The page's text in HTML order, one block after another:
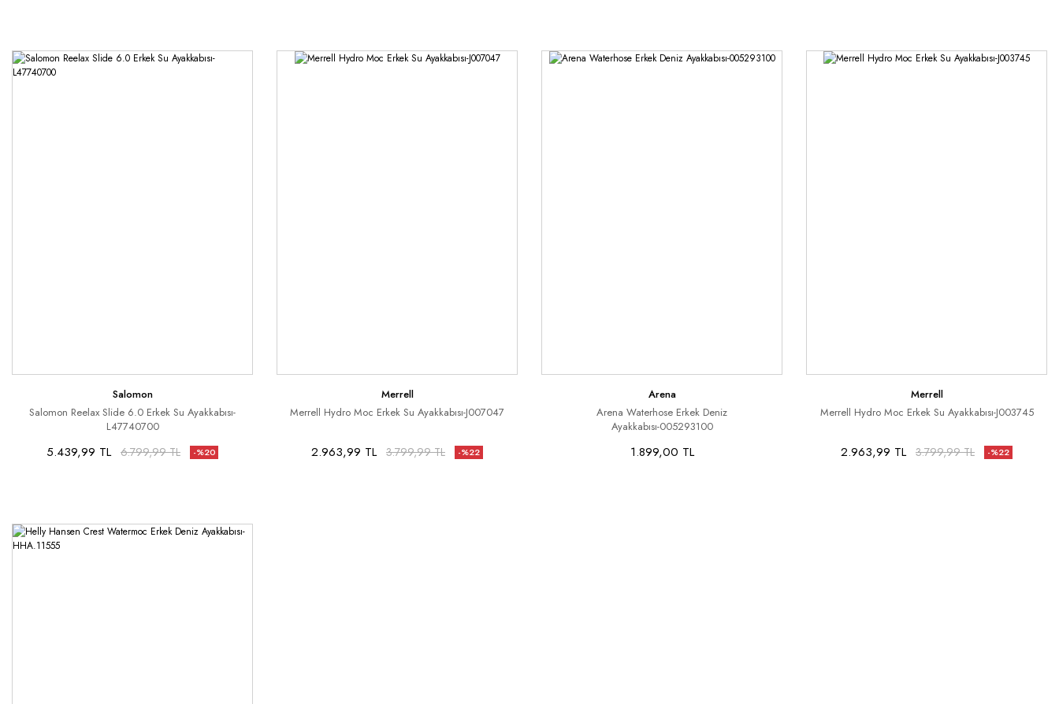
Salomon
Salomon Reelax Slide 6.0 Erkek Su Ayakkabısı-
L47740700
5.439,99 TL 6.799,99 TL -%20
Merrell
Merrell Hydro Moc Erkek Su Ayakkabısı-J007047
2.963,99 TL 3.799,99 TL -%22
Arena
Arena Waterhose Erkek Deniz
Ayakkabısı-005293100
1.899,00 TL
Merrell
Merrell Hydro Moc Erkek Su Ayakkabısı-J003745
2.963,99 TL 3.799,99 TL -%22